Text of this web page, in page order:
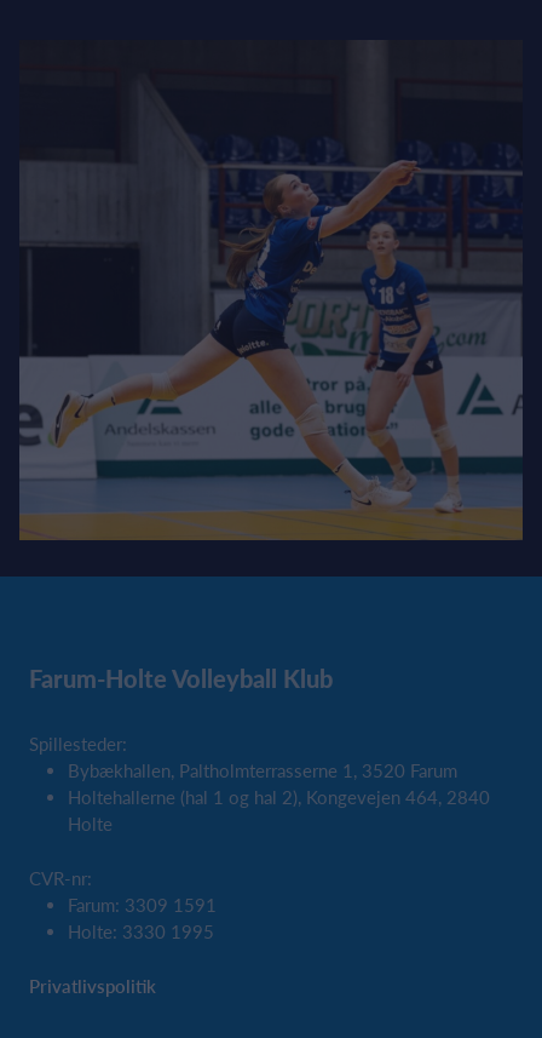
Farum-Holte Volleyball Klub
Spillesteder:
Bybækhallen, Paltholmterrasserne 1, 3520 Farum
Holtehallerne (hal 1 og hal 2), Kongevejen 464, 2840
Holte
CVR-nr:
Farum: 3309 1591
Holte: 3330 1995
Privatlivspolitik